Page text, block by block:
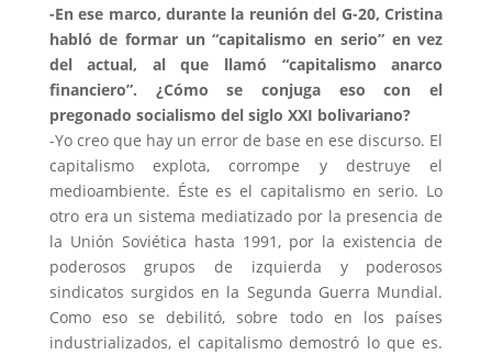
-En ese marco, durante la reunión del G-20, Cristina
habló de formar un “capitalismo en serio” en vez
del actual, al que llamó “capitalismo anarco
financiero”. ¿Cómo se conjuga eso con el
pregonado socialismo del siglo XXI bolivariano?
-Yo creo que hay un error de base en ese discurso. El
capitalismo explota, corrompe y destruye el
medioambiente. Éste es el capitalismo en serio. Lo
otro era un sistema mediatizado por la presencia de
la Unión Soviética hasta 1991, por la existencia de
poderosos grupos de izquierda y poderosos
sindicatos surgidos en la Segunda Guerra Mundial.
Como eso se debilitó, sobre todo en los países
industrializados, el capitalismo demostró lo que es.